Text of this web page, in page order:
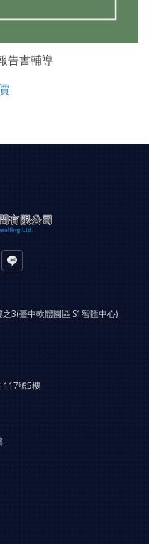
告書輔導
3(臺中軟體園區 S1智匯中心)
117號5樓